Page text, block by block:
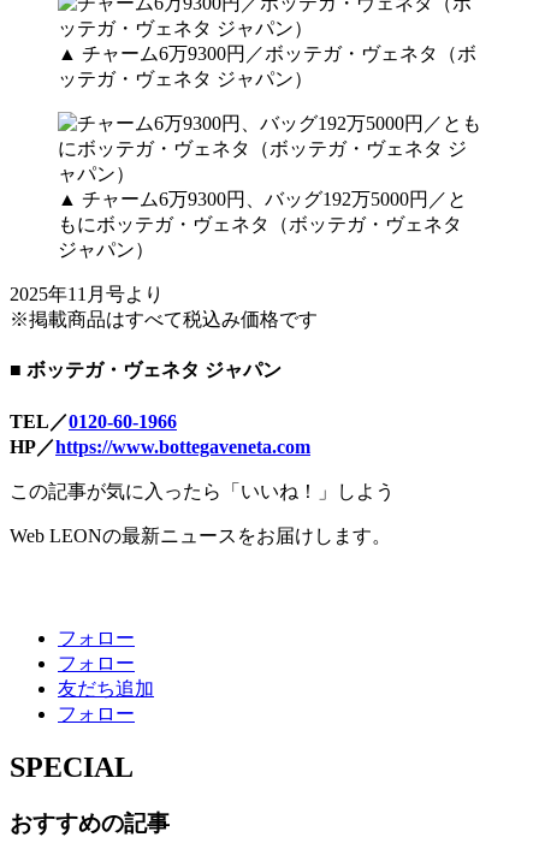
▲ チャーム6万9300円／ボッテガ・ヴェネタ（ボ
ッテガ・ヴェネタ ジャパン）
▲ チャーム6万9300円、バッグ192万5000円／と
もにボッテガ・ヴェネタ（ボッテガ・ヴェネタ
ジャパン）
2025年11月号より
※掲載商品はすべて税込み価格です
■ ボッテガ・ヴェネタ ジャパン
TEL／0120-60-1966
HP／https://www.bottegaveneta.com
この記事が気に入ったら「いいね！」しよう
Web LEONの最新ニュースをお届けします。
フォロー
フォロー
友だち追加
フォロー
SPECIAL
おすすめの記事